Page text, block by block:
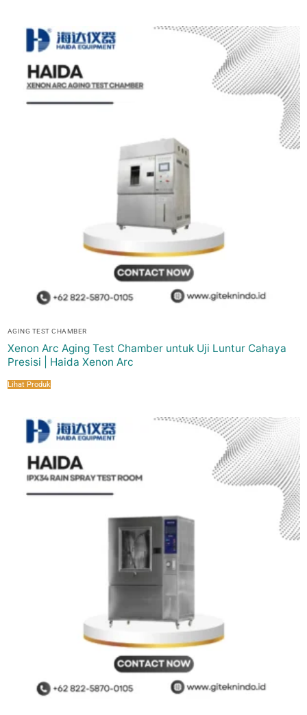
AGING TEST CHAMBER
Xenon Arc Aging Test Chamber untuk Uji Luntur Cahaya
Presisi | Haida Xenon Arc
Lihat Produk